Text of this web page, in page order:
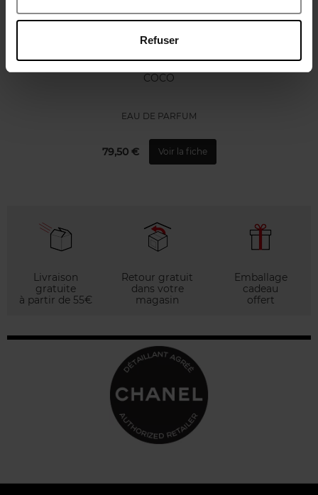
Refuser
COCO
EAU DE PARFUM
79,50 € Voir la fiche
Livraison
gratuite
à partir de 55€
Retour gratuit
dans votre
magasin
Emballage
cadeau
offert